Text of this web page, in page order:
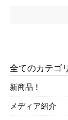
全てのカテゴ
新商品！
メディア紹介